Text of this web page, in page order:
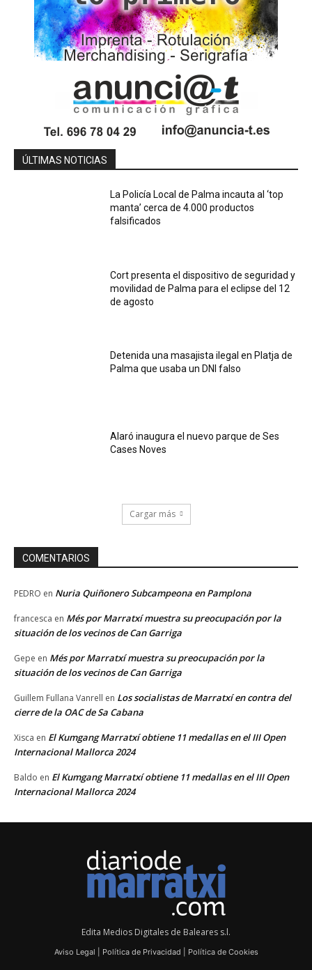
ÚLTIMAS NOTICIAS
La Policía Local de Palma incauta al ‘top
manta’ cerca de 4.000 productos
falsificados
Cort presenta el dispositivo de seguridad y
movilidad de Palma para el eclipse del 12
de agosto
Detenida una masajista ilegal en Platja de
Palma que usaba un DNI falso
Alaró inaugura el nuevo parque de Ses
Cases Noves
Cargar más
COMENTARIOS
PEDRO en Nuria Quiñonero Subcampeona en Pamplona
francesca en Més por Marratxí muestra su preocupación por la
situación de los vecinos de Can Garriga
Gepe en Més por Marratxí muestra su preocupación por la
situación de los vecinos de Can Garriga
Guillem Fullana Vanrell en Los socialistas de Marratxí en contra del
cierre de la OAC de Sa Cabana
Xisca en El Kumgang Marratxí obtiene 11 medallas en el III Open
Internacional Mallorca 2024
Baldo en El Kumgang Marratxí obtiene 11 medallas en el III Open
Internacional Mallorca 2024
Edita Medios Digitales de Baleares s.l.
Aviso Legal Política de Privacidad Política de Cookies